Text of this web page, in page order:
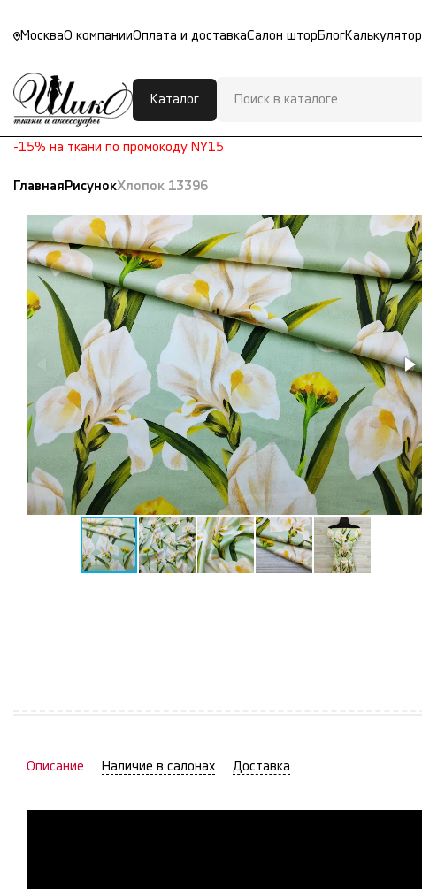
МоскваО компанииОплата и доставкаСалон штор БлогКалькулятор
Каталог
-15% на ткани по промокоду NY15
Главная РисунокХлопок 13396
Описание Наличие в салонах Доставка